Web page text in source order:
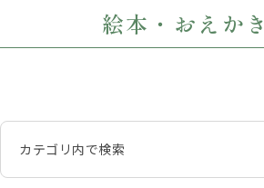
絵本・おえかき
カテゴリ内で検索